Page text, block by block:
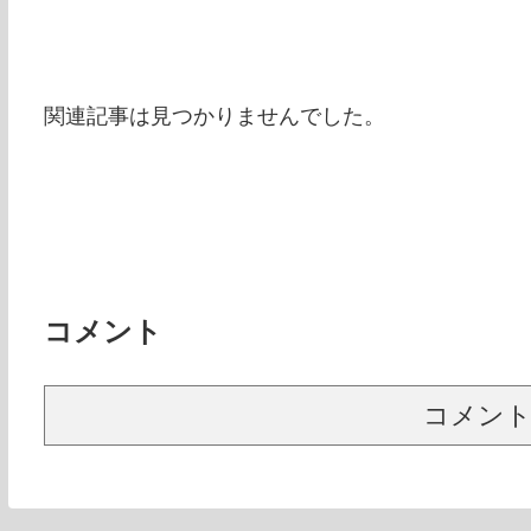
関連記事は見つかりませんでした。
コメント
コメン